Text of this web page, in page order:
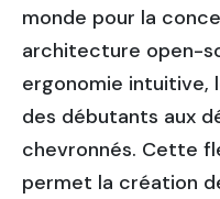
monde pour la
architecture open-
ergonomie intuitive,
des débutants aux
chevronnés. Cette
permet la création